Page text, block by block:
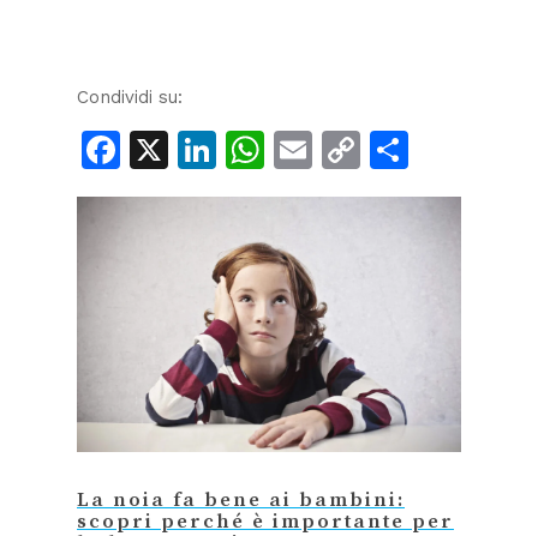
Condividi su:
Facebook
X LinkedIn
WhatsApp
Email
Copy
Link
La noia fa bene ai bambini:
scopri perché è importante per